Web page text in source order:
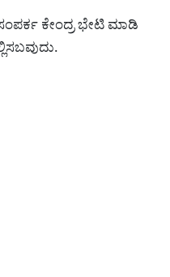
ಕೇಂದ್ರ ಭೇಟಿ ಮಾಡಿ